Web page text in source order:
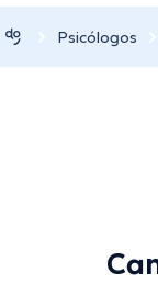
Psicólogos